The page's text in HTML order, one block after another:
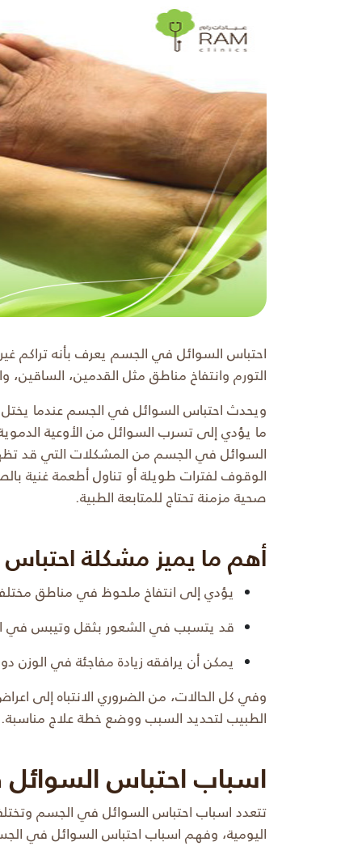
احتباس السوائل في الجسم يعرف بأنه تراكم
التورم وانتفاخ مناطق مثل القدمين، الساقين،
ويحدث احتباس السوائل في الجسم عندما يختل
ما يؤدي إلى تسرب السوائل من الأوعية
السوائل في الجسم من المشكلات التي قد
الوقوف لفترات طويلة أو تناول أطعمة غنية
صحية مزمنة تحتاج للمتابعة الطبية.
أهم ما يميز مشكلة
يؤدي إلى انتفاخ ملحوظ في مناطق
قد يتسبب في الشعور بثقل وتيبس في
يمكن أن يرافقه زيادة مفاجئة في
وفي كل الحالات، من الضروري الانتباه إلى
الطبيب لتحديد السبب ووضع خطة علاج مناسبة.
اسباب احتباس
تتعدد اسباب احتباس السوائل في الجسم
اليومية، وفهم اسباب احتباس السوائل في